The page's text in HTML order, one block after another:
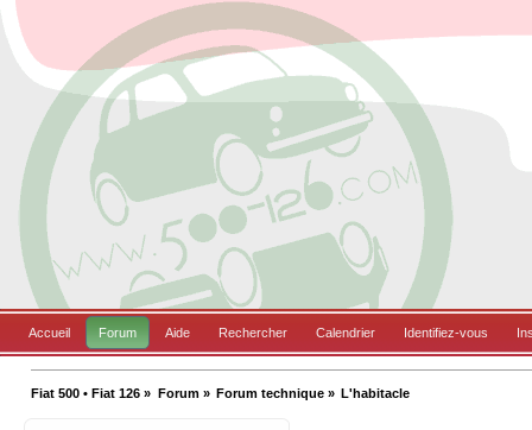
Accueil Forum Aide Rechercher Calendrier Identifiez-vous
Fiat 500 • Fiat 126 » Forum» Forum technique» L'habitacle